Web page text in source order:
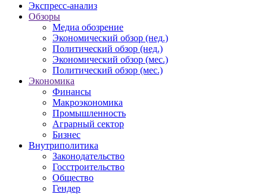
Экспресс-анализ
Обзоры
Медиа обозрение
Экономический обзор (нед.)
Политический обзор (нед.)
Экономический обзор (мес.)
Политический обзор (мес.)
Экономика
Финансы
Макроэкономика
Промышленность
Аграрный сектор
Бизнес
Внутриполитика
Законодательство
Госстроительство
Общество
Гендер